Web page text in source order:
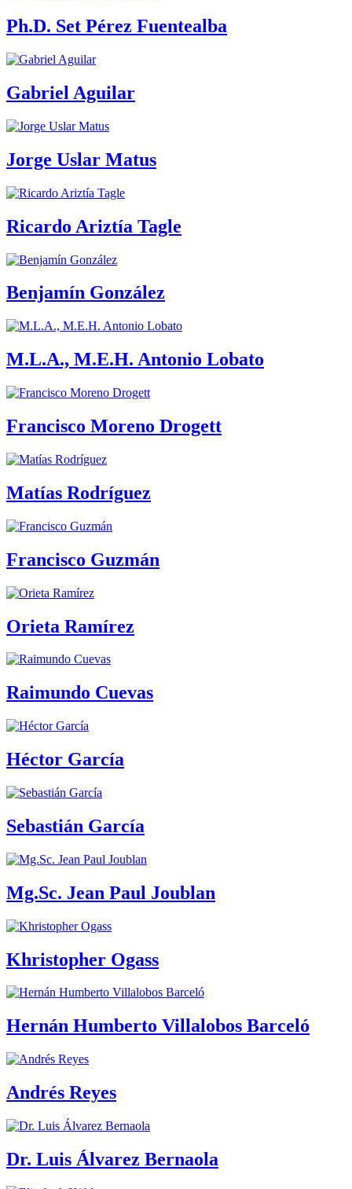
Ph.D. Set Pérez Fuentealba
Gabriel Aguilar
Jorge Uslar Matus
Ricardo Ariztía Tagle
Benjamín González
M.L.A., M.E.H. Antonio Lobato
Francisco Moreno Drogett
Matías Rodríguez
Francisco Guzmán
Orieta Ramírez
Raimundo Cuevas
Héctor García
Sebastián García
Mg.Sc. Jean Paul Joublan
Khristopher Ogass
Hernán Humberto Villalobos Barceló
Andrés Reyes
Dr. Luis Álvarez Bernaola